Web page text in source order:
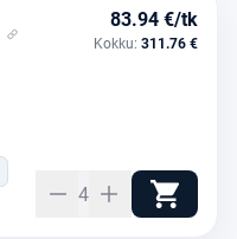
83.94 €/tk
Kokku: 311.76 €
4